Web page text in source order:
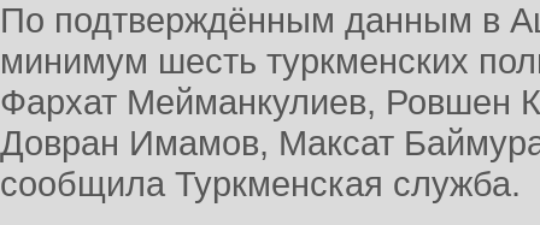
По подтверждённым данным в
минимум шесть туркменских
Фархат Мейманкулиев, Ровшен
Довран Имамов, Максат
сообщила Туркменская служба.